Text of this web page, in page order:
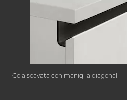
Gola scavata con maniglia diagonal